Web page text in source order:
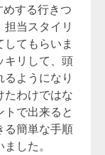
する行きつ
当スタイリ
てもらいま
キリして、頭
ようになり
たわけではな
トで出来ると
る簡単な手順
した。